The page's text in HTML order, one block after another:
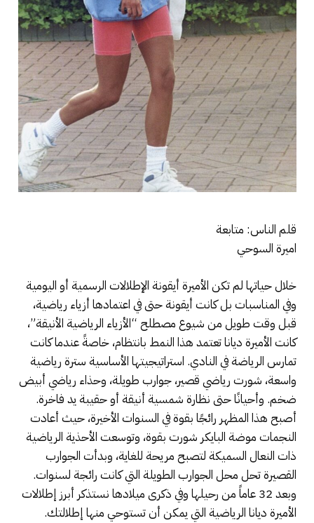
قلم الناس: متابعة
اميرة السوحي
خلال حياتها لم تكن الأميرة أيقونة الإطلالات الرسمية أو اليومية
وفي المناسبات بل كانت أيقونة حتى في اعتمادها أزياء رياضية،
قبل وقت طويل من شيوع مصطلح “الأزياء الرياضية الأنيقة”،
كانت الأميرة ديانا تعتمد هذا النمط بانتظام، خاصةً عندما كانت
تمارس الرياضة في النادي. استراتيجيتها الأساسية سترة رياضية
واسعة، شورت رياضي قصير، جوارب طويلة، وحذاء رياضي أبيض
ضخم. وأحيانًا حتى نظارة شمسية أنيقة أو حقيبة يد فاخرة.
أصبح هذا المظهر رائجًا بقوة في السنوات الأخيرة، حيث أعادت
النجمات موضة البايكر شورت بقوة، وتوسعت الأحذية الرياضية
ذات النعال السميكة لتصبح مريحة للغاية، وبدأت الجوارب
القصيرة تحل محل الجوارب الطويلة التي كانت رائجة لسنوات.
وبعد 32 عاماً من رحيلها وفي ذكرى ميلادها نستذكر أبرز إطلالات
الأميرة ديانا الرياضية التي يمكن أن تستوحي منها إطلالتك.